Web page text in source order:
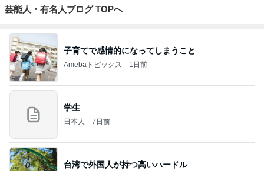
芸能人・有名人ブログ TOPへ
子育てで感情的になってしまうこと
Amebaトピックス 1日前
学生
日本人 7日前
台湾で外国人が持つ高いハードル